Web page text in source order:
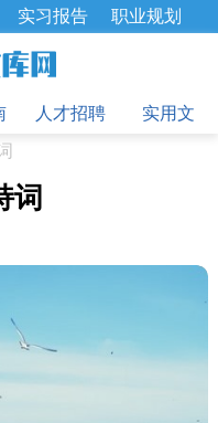
实习报告
职业规划
企业文化
人才招聘
实用文
词